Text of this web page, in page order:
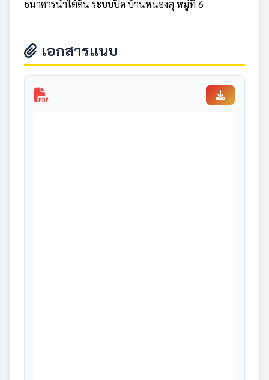
ธนาคารน้ำใต้ดิน ระบบปิด บ้านหนองตุ หมู่ที่ 6
เอกสารแนบ